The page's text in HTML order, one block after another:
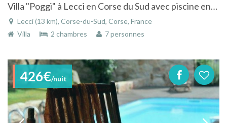
Villa "Poggi" à Lecci en Corse du Sud avec piscine entre mer et maquis
Lecci (13 km), Corse-du-Sud, Corse, France
Villa
2 chambres 7 personnes
426€/nuit